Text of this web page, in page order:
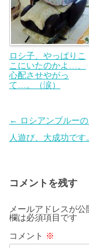
ロシ子、やっぱりこ
こにいたのかよ…、
心配させやがっ
て…。（涙）
投
稿
ゲ
ー
シ
ョ
← ロシアンブルー
人遊び、大成功です
コメントを残す
メールアドレスが公
欄は必須項目です
コメント ※